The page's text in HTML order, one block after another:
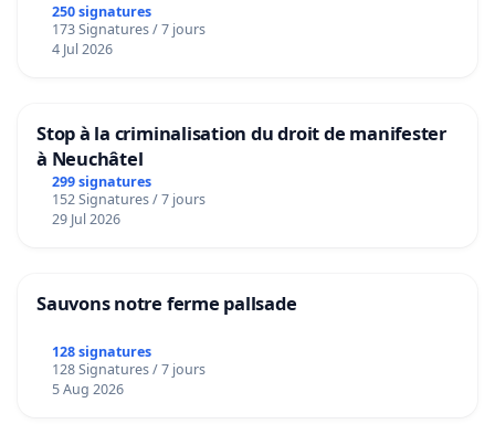
250 signatures
173 Signatures / 7 jours
4 Jul 2026
Stop à la criminalisation du droit de manifester
à Neuchâtel
299 signatures
152 Signatures / 7 jours
29 Jul 2026
Sauvons notre ferme pallsade
128 signatures
128 Signatures / 7 jours
5 Aug 2026